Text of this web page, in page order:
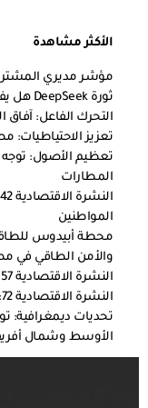
الأكثر مشاهدة
مؤشر مديري
ثورة DeepSeek هل يفقد وادي السيليكون تاجه؟
التحرك الفاعل: آفاق
تعزيز الاحتياطيات:
تعظيم الأصول: توجه
المطارات
المواطنين
محطة أبيدوس للطاقة
والأمن الطاقي في
النشرة الاقتصادية 57: أسبوع الحزم الاجتماعية..
النشرة الاقتصادية 72: مستقبل مصر الصناعية
تحديات ديمغرافية:
الأوسط وشمال